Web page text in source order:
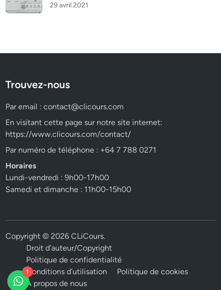
29 avril 2021
Trouvez-nous
Par email :contact@clicours.com
En visitant cette page sur notre site internet:
https://www.clicours.com/contact/
Par numéro de téléphone : +64 7 788 0271
Horaires
Lundi-vendredi : 9h00-17h00
Samedi et dimanche : 11h00-15h00
Copyright © 2026CLiCours.
Droit d’auteur/Copyright
Politique de confidentialité
Conditions d’utilisation
Politique de cookies
A propos de nous
1